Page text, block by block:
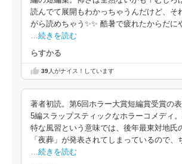
読んでて展開もわかっちゃうんだけど、そ
がら読めちゃう✨✨ 酷暑で疲れたからだに
…続きを読む
らすかる
39人がナイス！しています
著者初読。第6回ホラー大賞短編賞受賞の
5編スラップスティックなホラーコメディ
特な風習という意味では、後年最東対地氏
「夜葬」が発表されてしまっているので、
…続きを読む